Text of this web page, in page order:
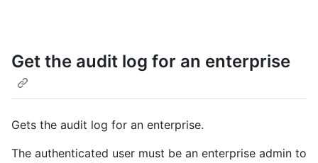
Get the audit log for an enterprise
Gets the audit log for an enterprise.
The authenticated user must be an enterprise admin to